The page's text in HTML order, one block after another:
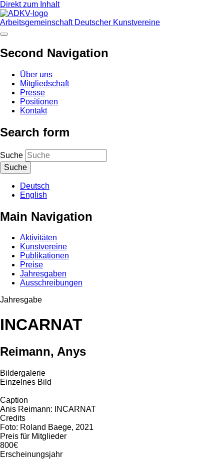
Direkt zum Inhalt
Arbeitsgemeinschaft Deutscher Kunstvereine
Second Navigation
Über uns
Mitgliedschaft
Presse
Positionen
Kontakt
Search form
Suche
Deutsch
English
Main Navigation
Aktivitäten
Kunstvereine
Publikationen
Preise
Jahresgaben
Ausschreibungen
Jahresgabe
INCARNAT
Reimann, Anys
Bildergalerie
Einzelnes Bild
Caption
Anis Reimann: INCARNAT
Credits
Foto: Roland Baege, 2021
Preis für Mitglieder
800€
Erscheinungsjahr